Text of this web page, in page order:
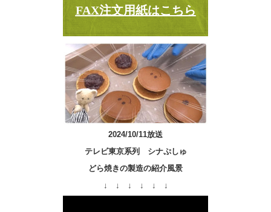
FAX注文用紙はこちら
2024/10/11放送
テレビ東京系列 シナぷしゅ
どら焼きの製造の紹介風景
↓ ↓ ↓ ↓ ↓ ↓